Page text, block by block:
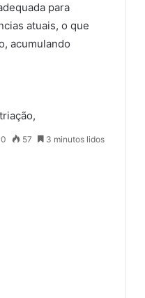
para
atuais, o que
acumulando
0 57 3 minutos lidos